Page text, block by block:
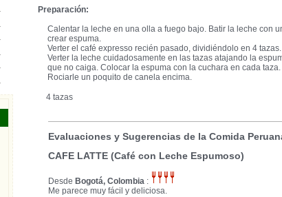
Preparación:
Calentar la leche en una olla a fuego bajo. Batir la leche con
crear espuma.
Verter el café expresso recién pasado, dividiéndolo en 4 tazas.
Verter la leche cuidadosamente en las tazas atajando la
que no caiga. Colocar la espuma con la cuchara en cada taza.
Rociarle un poquito de canela encima.
4 tazas
Evaluaciones y Sugerencias de la Comida
CAFE LATTE (Café con Leche Espumoso)
Desde Bogotá, Colombia:
Me parece muy fácil y deliciosa.